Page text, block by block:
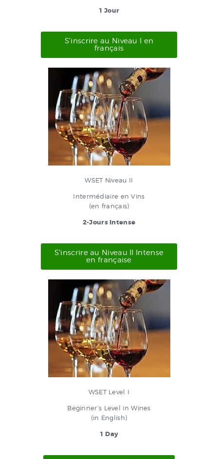
1 Jour
S'inscrire au Niveau I en
français
WSET Niveau II
Intermédiaire en Vins
(en français)
2-Jours Intense
S'inscrire au Niveau II Intense
en française
WSET Level I
Beginner’s Level in Wines
(in English)
1 Day